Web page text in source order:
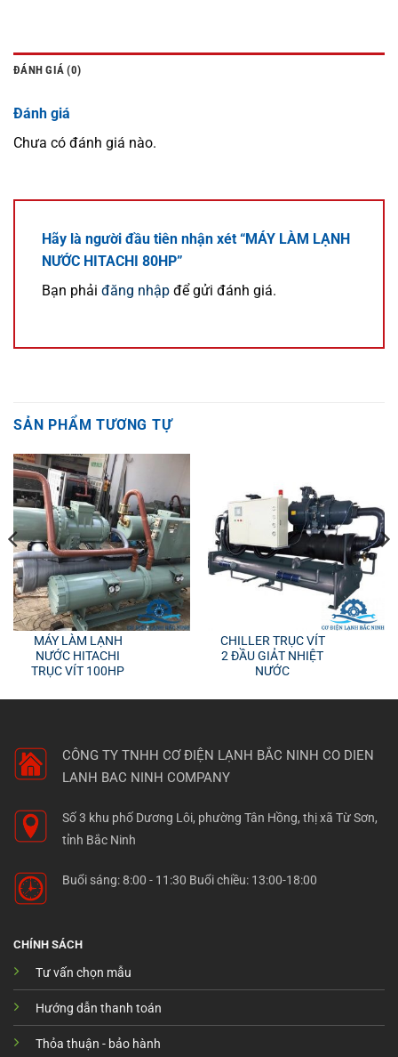
ĐÁNH GIÁ (0)
Đánh giá
Chưa có đánh giá nào.
Hãy là người đầu tiên nhận xét “MÁY LÀM LẠNH
NƯỚC HITACHI 80HP”
Bạn phải đăng nhập để gửi đánh giá.
SẢN PHẨM TƯƠNG TỰ
MÁY LÀM LẠNH
NƯỚC HITACHI
TRỤC VÍT 100HP
CHILLER TRỤC VÍT
2 ĐẦU GIẢT NHIỆT
NƯỚC
CÔNG TY TNHH CƠ ĐIỆN LẠNH BẮC NINH CO DIEN
LANH BAC NINH COMPANY
Số 3 khu phố Dương Lôi, phường Tân Hồng, thị xã Từ Sơn,
tỉnh Bắc Ninh
Buổi sáng: 8:00 - 11:30 Buổi chiều: 13:00-18:00
CHÍNH SÁCH
Tư vấn chọn mẫu
Hướng dẫn thanh toán
Thỏa thuận - bảo hành